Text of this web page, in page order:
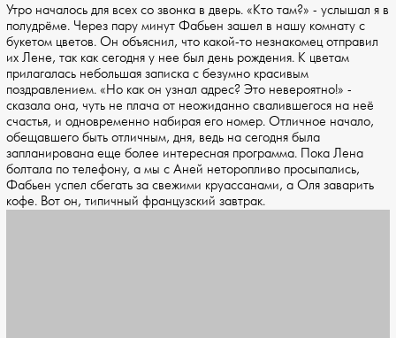
Утро началось для всех со звонка в дверь. «Кто там?» - услышал я в
полудрёме. Через пару минут Фабьен зашел в нашу комнату с
букетом цветов. Он объяснил, что какой-то незнакомец отправил
их Лене, так как сегодня у нее был день рождения. К цветам
прилагалась небольшая записка с безумно красивым
поздравлением. «Но как он узнал адрес? Это невероятно!» -
сказала она, чуть не плача от неожиданно свалившегося на неё
счастья, и одновременно набирая его номер. Отличное начало,
обещавшего быть отличным, дня, ведь на сегодня была
запланирована еще более интересная программа. Пока Лена
болтала по телефону, а мы с Аней неторопливо просыпались,
Фабьен успел сбегать за свежими круассанами, а Оля заварить
кофе. Вот он, типичный французский завтрак.